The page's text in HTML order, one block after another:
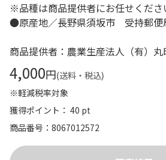
※品種は商品提供者にお任せくださ
●原産地／長野県須坂市 受持郵便
商品提供者：農業生産法人（有）
4,000円(送料・税込)
※軽減税率対象
獲得ポイント： 40 pt
商品番号
8067012572